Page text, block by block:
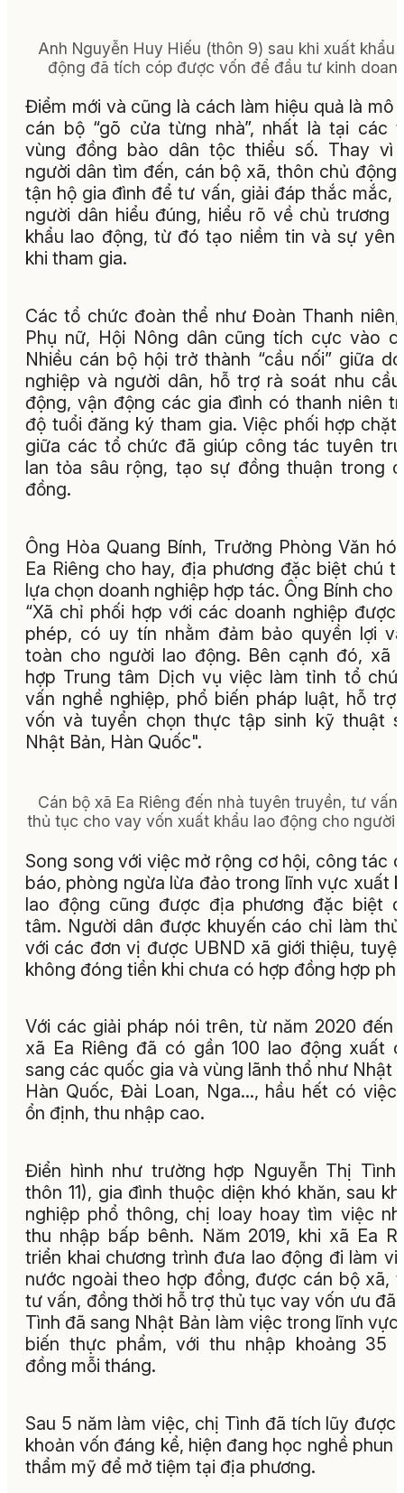
Anh Nguyễn Huy Hiếu (thôn 9) sau khi xuất khẩu
động đã tích cóp được vốn để đầu tư kinh
Điểm mới và cũng là cách làm hiệu quả là mô
cán bộ “gõ cửa từng nhà”, nhất là tại các
vùng đồng bào dân tộc thiểu số. Thay vì
người dân tìm đến, cán bộ xã, thôn chủ động
tận hộ gia đình để tư vấn, giải đáp thắc mắc,
người dân hiểu đúng, hiểu rõ về chủ trương
khẩu lao động, từ đó tạo niềm tin và sự yên
khi tham gia.
Các tổ chức đoàn thể như Đoàn Thanh niên,
Phụ nữ, Hội Nông dân cũng tích cực vào
Nhiều cán bộ hội trở thành “cầu nối” giữa
nghiệp và người dân, hỗ trợ rà soát nhu
động, vận động các gia đình có thanh niên
độ tuổi đăng ký tham gia. Việc phối hợp chặt
giữa các tổ chức đã giúp công tác tuyên
lan tỏa sâu rộng, tạo sự đồng thuận trong
đồng.
Ông Hòa Quang Bính, Trưởng Phòng Văn
Ea Riêng cho hay, địa phương đặc biệt chú
lựa chọn doanh nghiệp hợp tác. Ông Bính cho
“Xã chỉ phối hợp với các doanh nghiệp được
phép, có uy tín nhằm đảm bảo quyền lợi
toàn cho người lao động. Bên cạnh đó, xã
hợp Trung tâm Dịch vụ việc làm tỉnh tổ
vấn nghề nghiệp, phổ biến pháp luật, hỗ trợ
vốn và tuyển chọn thực tập sinh kỹ thuật
Nhật Bản, Hàn Quốc".
Cán bộ xã Ea Riêng đến nhà tuyên truyền, tư vấn
thủ tục cho vay vốn xuất khẩu lao động cho người
Song song với việc mở rộng cơ hội, công tác
báo, phòng ngừa lừa đảo trong lĩnh vực xuất
lao động cũng được địa phương đặc biệt
tâm. Người dân được khuyến cáo chỉ làm
với các đơn vị được UBND xã giới thiệu,
không đóng tiền khi chưa có hợp đồng hợp
Với các giải pháp nói trên, từ năm 2020 đến
xã Ea Riêng đã có gần 100 lao động xuất
sang các quốc gia và vùng lãnh thổ như Nhật
Hàn Quốc, Đài Loan, Nga…, hầu hết có việc
ổn định, thu nhập cao.
Điển hình như trường hợp Nguyễn Thị Tình
thôn 11), gia đình thuộc diện khó khăn, sau
nghiệp phổ thông, chị loay hoay tìm việc
thu nhập bấp bênh. Năm 2019, khi xã Ea
triển khai chương trình đưa lao động đi làm
nước ngoài theo hợp đồng, được cán bộ xã,
tư vấn, đồng thời hỗ trợ thủ tục vay vốn ưu
Tình đã sang Nhật Bản làm việc trong lĩnh vực
biến thực phẩm, với thu nhập khoảng 35
đồng mỗi tháng.
Sau 5 năm làm việc, chị Tình đã tích lũy được
khoản vốn đáng kể, hiện đang học nghề phun
thẩm mỹ để mở tiệm tại địa phương.